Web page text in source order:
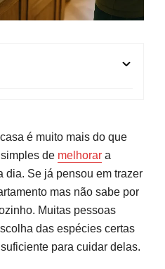
de Interior
para Plantas de
é muito mais do que
de melhorar a
dia. Se já pensou em trazer
mas não sabe por
Muitas pessoas
das espécies certas
para cuidar delas.